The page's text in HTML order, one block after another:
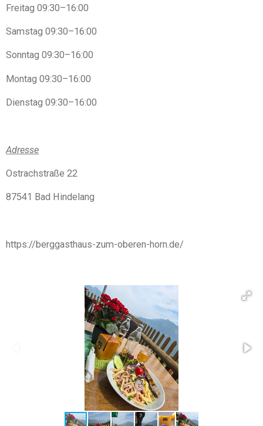
Freitag 09:30–16:00
Samstag 09:30–16:00
Sonntag 09:30–16:00
Montag 09:30–16:00
Dienstag 09:30–16:00
Adresse
Ostrachstraße 22
87541 Bad Hindelang
https://berggasthaus-zum-oberen-horn.de/